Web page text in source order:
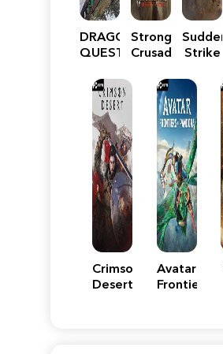
DRAGON
QUEST
Reimagined
Stronghold
Crusader:
Edition
Sudden
Strike
Crimson
Desert
Avatar:
Frontiers